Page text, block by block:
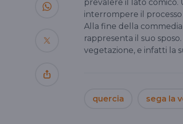
prevalere il lato comico.
interrompere il
Alla fine della
rappresenta il suo
vegetazione, e infatti la
quercia sega la